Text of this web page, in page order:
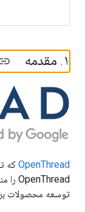
۱. مقدمه
OpenThread که
توسعه محصولات